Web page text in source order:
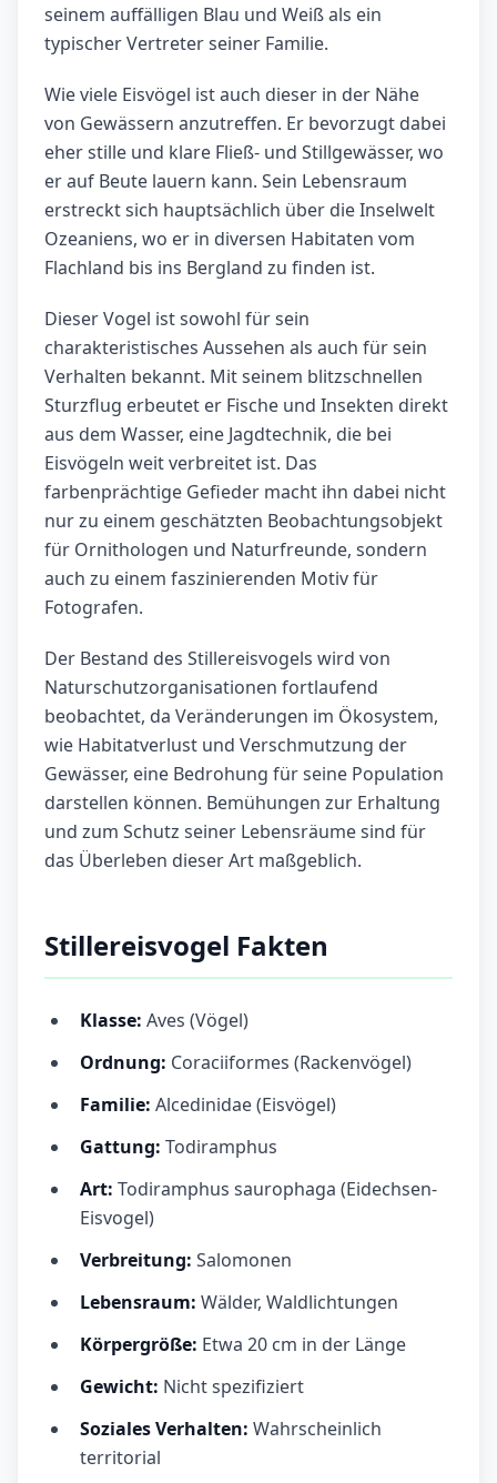
seinem auffälligen Blau und Weiß als ein
typischer Vertreter seiner Familie.
Wie viele Eisvögel ist auch dieser in der Nähe
von Gewässern anzutreffen. Er bevorzugt dabei
eher stille und klare Fließ- und Stillgewässer, wo
er auf Beute lauern kann. Sein Lebensraum
erstreckt sich hauptsächlich über die Inselwelt
Ozeaniens, wo er in diversen Habitaten vom
Flachland bis ins Bergland zu finden ist.
Dieser Vogel ist sowohl für sein
charakteristisches Aussehen als auch für sein
Verhalten bekannt. Mit seinem blitzschnellen
Sturzflug erbeutet er Fische und Insekten direkt
aus dem Wasser, eine Jagdtechnik, die bei
Eisvögeln weit verbreitet ist. Das
farbenprächtige Gefieder macht ihn dabei nicht
nur zu einem geschätzten Beobachtungsobjekt
für Ornithologen und Naturfreunde, sondern
auch zu einem faszinierenden Motiv für
Fotografen.
Der Bestand des Stillereisvogels wird von
Naturschutzorganisationen fortlaufend
beobachtet, da Veränderungen im Ökosystem,
wie Habitatverlust und Verschmutzung der
Gewässer, eine Bedrohung für seine Population
darstellen können. Bemühungen zur Erhaltung
und zum Schutz seiner Lebensräume sind für
das Überleben dieser Art maßgeblich.
Stillereisvogel Fakten
Klasse: Aves (Vögel)
Ordnung: Coraciiformes (Rackenvögel)
Familie: Alcedinidae (Eisvögel)
Gattung: Todiramphus
Art: Todiramphus saurophaga (Eidechsen-
Eisvogel)
Verbreitung: Salomonen
Lebensraum: Wälder, Waldlichtungen
Körpergröße: Etwa 20 cm in der Länge
Gewicht: Nicht spezifiziert
Soziales Verhalten: Wahrscheinlich
territorial